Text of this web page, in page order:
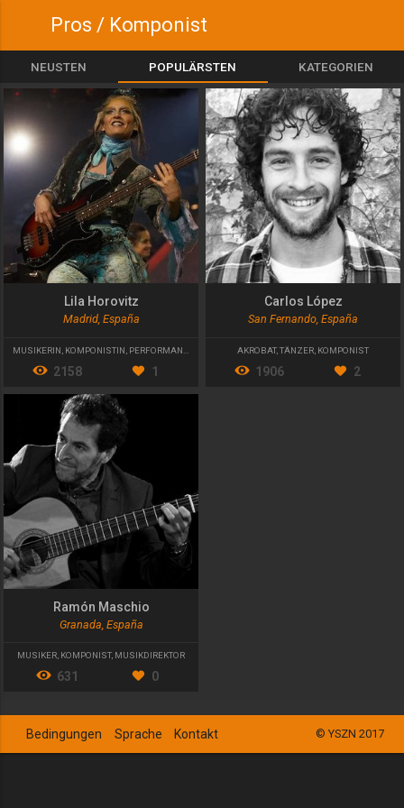
Pros / Komponist
NEUSTEN POPULÄRSTEN KATEGORIEN
Lila Horovitz
Madrid, España
MUSIKERIN KOMPONISTIN PERFORMANCEKÜNSTLERIN
2158 1
Carlos López
San Fernando, España
AKROBAT, TÄNZER KOMPONIST
1906 2
Ramón Maschio
Granada, España
MUSIKER, KOMPONIST, MUSIKDIREKTOR
631 0
© YSZN 2017
Bedingungen Sprache Kontakt